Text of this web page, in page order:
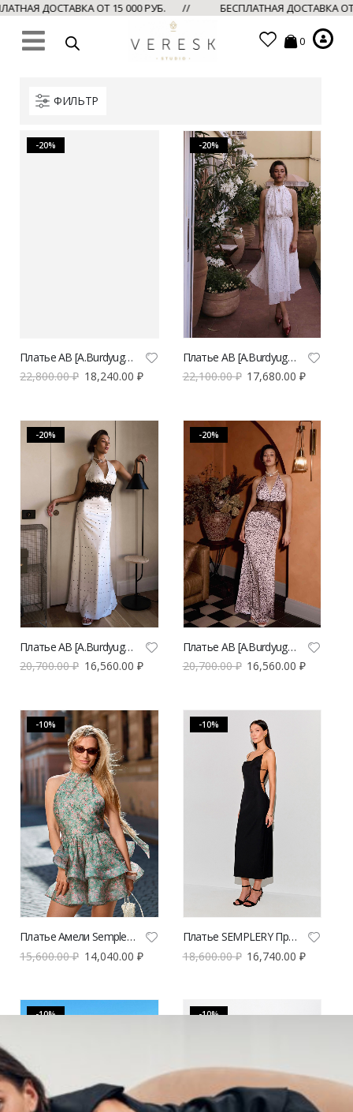
ДОСТАВКА ОТ 15 000 РУБ. // БЕСПЛАТНАЯ ДОСТАВКА
0
ФИЛЬТР
-20%
Платье AB [A.Burdyugova] бюстье мини | VERESK studio
22,800.00₽ 18,240.00 ₽
-20%
Платье AB [A.Burdyugova] миди в молочном цвете с принтом | VERESK studio
22,100.00₽ 17,680.00₽
-20%
Платье AB [A.Burdyugova] макси в горох | VERESK studio
20,700.00₽ 16,560.00 ₽
-20%
Платье AB [A.Burdyugova] макси с анималистичным принтом | VERESK studio
20,700.00₽ 16,560.00₽
-10%
Платье Амели Semplery с цветочным принтом
15,600.00₽ 14,040.00 ₽
-10%
Платье SEMPLERY Провокация из костюмной ткани | VERESK studio
18,600.00₽ 16,740.00₽
-10% -10%